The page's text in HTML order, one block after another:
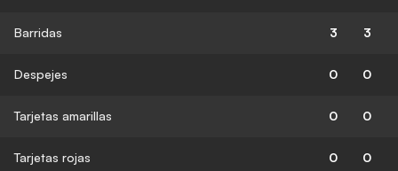
Barridas 3 3
Despejes 0 0
Tarjetas amarillas 0 0
Tarjetas rojas 0 0